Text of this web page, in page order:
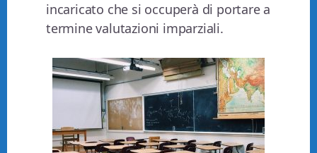
incaricato che si occuperà di portare a
termine valutazioni imparziali.